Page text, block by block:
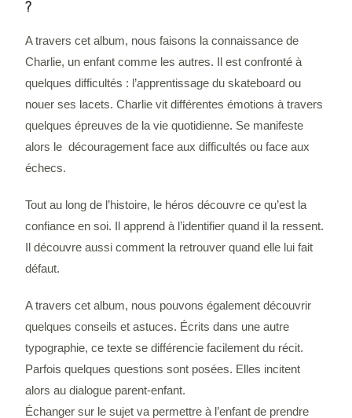
?
A travers cet album, nous faisons la connaissance de
Charlie, un enfant comme les autres. Il est confronté à
quelques difficultés : l’apprentissage du skateboard ou
nouer ses lacets. Charlie vit différentes émotions à travers
quelques épreuves de la vie quotidienne. Se manifeste
alors le découragement face aux difficultés ou face aux
échecs.
Tout au long de l’histoire, le héros découvre ce qu’est la
confiance en soi. Il apprend à l’identifier quand il la ressent.
Il découvre aussi comment la retrouver quand elle lui fait
défaut.
A travers cet album, nous pouvons également découvrir
quelques conseils et astuces. Écrits dans une autre
typographie, ce texte se différencie facilement du récit.
Parfois quelques questions sont posées. Elles incitent
alors au dialogue parent-enfant.
Échanger sur le sujet va permettre à l’enfant de prendre